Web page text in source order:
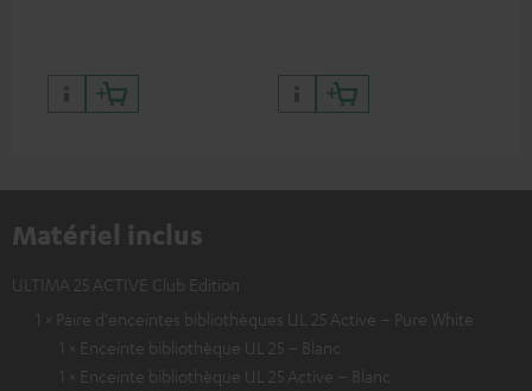
Matériel inclus
ULTIMA 25 ACTIVE Club Edition
1 × Paire d'enceintes bibliothèques UL 25 Active – Pure White
1 × Enceinte bibliothèque UL 25 – Blanc
1 × Enceinte bibliothèque UL 25 Active – Blanc